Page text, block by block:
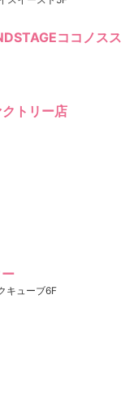
ココノスス
トリー店
キューブ6F